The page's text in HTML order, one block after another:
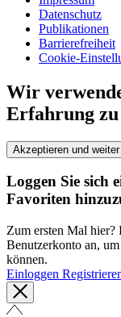
Datenschutz
Publikationen
Barrierefreiheit
Cookie-
Wir
Erfahrung zu
Akzeptieren und weiter
Loggen Sie sich
Favoriten
Zum ersten Mal
Benutzerkonto an,
können.
Einloggen